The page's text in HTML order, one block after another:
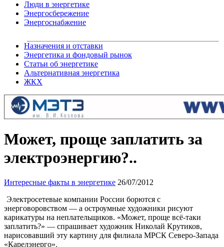
Люди в энергетике
Энергосбережение
Энергоснабжение
Назначения и отставки
Энергетика и фондовый рынок
Статьи об энергетике
Альтернативная энергетика
ЖКХ
Может, проще заплатить за
электроэнергию?..
Интересные факты в энергетике 26/07/2012
Электросетевые компании России борются с
энерговоровством — а остроумные художники рисуют
карикатуры на неплательщиков. «Может, проще всё-таки
заплатить?» — спрашивает художник Николай Крутиков,
нарисовавший эту картину для филиала МРСК Северо-Запада
«Карелэнерго».